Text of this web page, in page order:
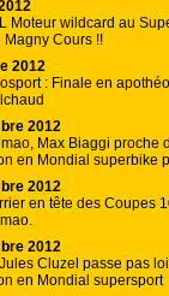
Moteur wildcard au
Magny Cours !!
2012
: Finale en
2012
Max Biaggi proche
en Mondial superbike
2012
en tête des Coupes
2012
Cluzel passe pas
en Mondial supersport